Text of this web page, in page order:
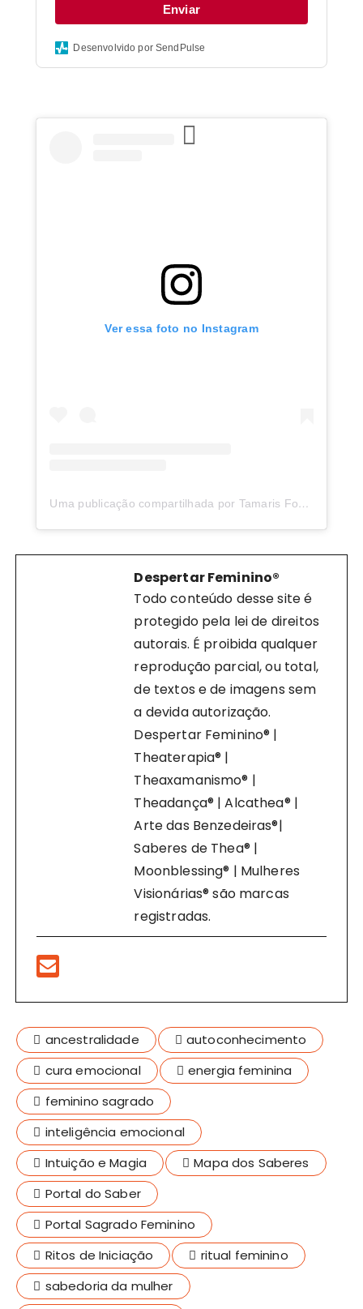
Enviar
Desenvolvido por SendPulse
Ver essa foto no Instagram
Uma publicação compartilhada por Tamaris Fontanella | Theaterapia® & Despertar Feminino® (@despertarfeminino.oficial)
Despertar Feminino®
Todo conteúdo desse site é
protegido pela lei de direitos
autorais. É proibida qualquer
reprodução parcial, ou total,
de textos e de imagens sem
a devida autorização.
Despertar Feminino® |
Theaterapia® |
Theaxamanismo® |
Theadança® | Alcathea® |
Arte das Benzedeiras®|
Saberes de Thea® |
Moonblessing® | Mulheres
Visionárias® são marcas
registradas.
ancestralidade
autoconhecimento
cura emocional
energia feminina
feminino sagrado
inteligência emocional
Intuição e Magia
Mapa dos Saberes
Portal do Saber
Portal Sagrado Feminino
Ritos de Iniciação
ritual feminino
sabedoria da mulher